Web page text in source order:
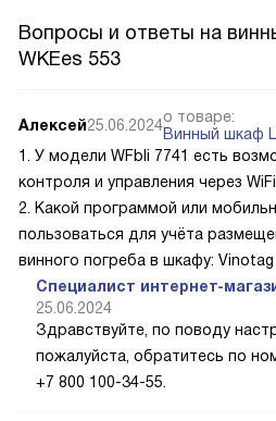
Вопросы и ответы на
WKEes 553
Алексей25.06.2024о товаре:
Винный шкаф
1. У модели WFbli 7741 есть
контроля и управления через
2. Какой программой или
пользоваться для учёта
винного погреба в шкафу:
Специалист интернет-
25.06.2024
Здравствуйте, по поводу
пожалуйста, обратитесь по
+7 800 100-34-55.